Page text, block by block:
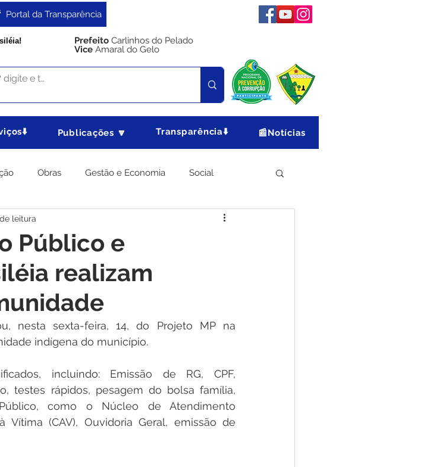
Portal da Transparência
Prefeito Carlinhos do Pelado
Vice Amaral do Gelo
Publicações 🔽 Transparência⬇️ 📰Notícias
Obras Gestão e Economia Social
Produção Meio Ambiente
Datas Comemorativas Dengue
Público e
realizam
leitura
nesta sexta-feira, 14, do Projeto MP na
indígena do município.
incluindo: Emissão de RG, CPF,
testes rápidos, pesagem do bolsa família,
como o Núcleo de Atendimento
Vítima (CAV), Ouvidoria Geral, emissão de